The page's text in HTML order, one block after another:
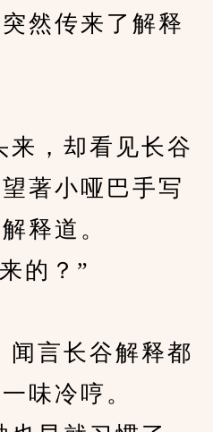
然传来了解释
，却看见长谷
著小哑巴手写
释道。
的？”
言长谷解释都
味冷哼。